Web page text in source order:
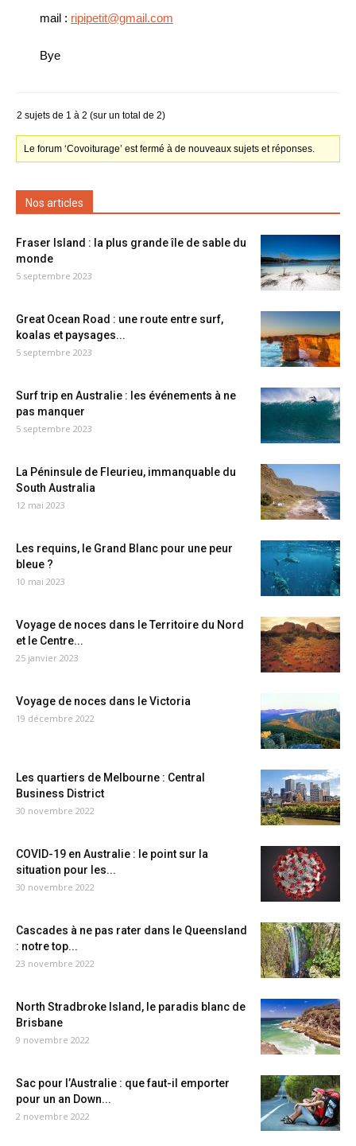
mail : ripipetit@gmail.com
Bye
2 sujets de 1 à 2 (sur un total de 2)
Le forum ‘Covoiturage’ est fermé à de nouveaux sujets et réponses.
Nos articles
Fraser Island : la plus grande île de sable du
monde
5 septembre 2023
Great Ocean Road : une route entre surf,
koalas et paysages...
5 septembre 2023
Surf trip en Australie : les événements à ne
pas manquer
5 septembre 2023
La Péninsule de Fleurieu, immanquable du
South Australia
12 mai 2023
Les requins, le Grand Blanc pour une peur
bleue ?
10 mai 2023
Voyage de noces dans le Territoire du Nord
et le Centre...
25 janvier 2023
Voyage de noces dans le Victoria
19 décembre 2022
Les quartiers de Melbourne : Central
Business District
30 novembre 2022
COVID-19 en Australie : le point sur la
situation pour les...
30 novembre 2022
Cascades à ne pas rater dans le Queensland
: notre top...
23 novembre 2022
North Stradbroke Island, le paradis blanc de
Brisbane
9 novembre 2022
Sac pour l’Australie : que faut-il emporter
pour un an Down...
2 novembre 2022